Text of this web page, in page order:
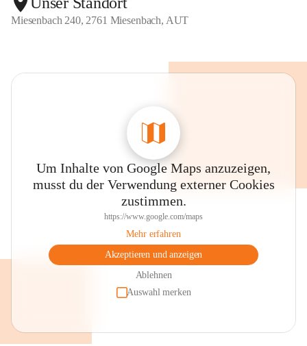
Miesenbach 240, 2761 Miesenbach, AUT
Um Inhalte von Google Maps anzuzeigen,
musst du der Verwendung externer Cookies
zustimmen.
https://www.google.com/maps
Mehr erfahren
Akzeptieren und anzeigen
Ablehnen
Auswahl merken